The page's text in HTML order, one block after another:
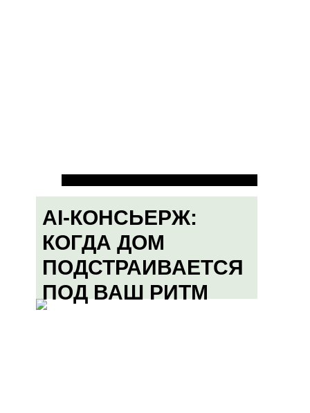
AI-КОНСЬЕРЖ:
КОГДА ДОМ
ПОДСТРАИВАЕТСЯ
ПОД ВАШ РИТМ